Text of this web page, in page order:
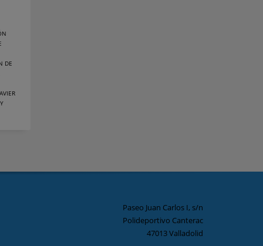
DE
Paseo Juan Carlos I, s/n
Polideportivo Canterac
47013 Valladolid